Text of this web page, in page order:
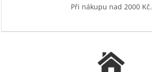
Při nákupu nad 2000 Kč.